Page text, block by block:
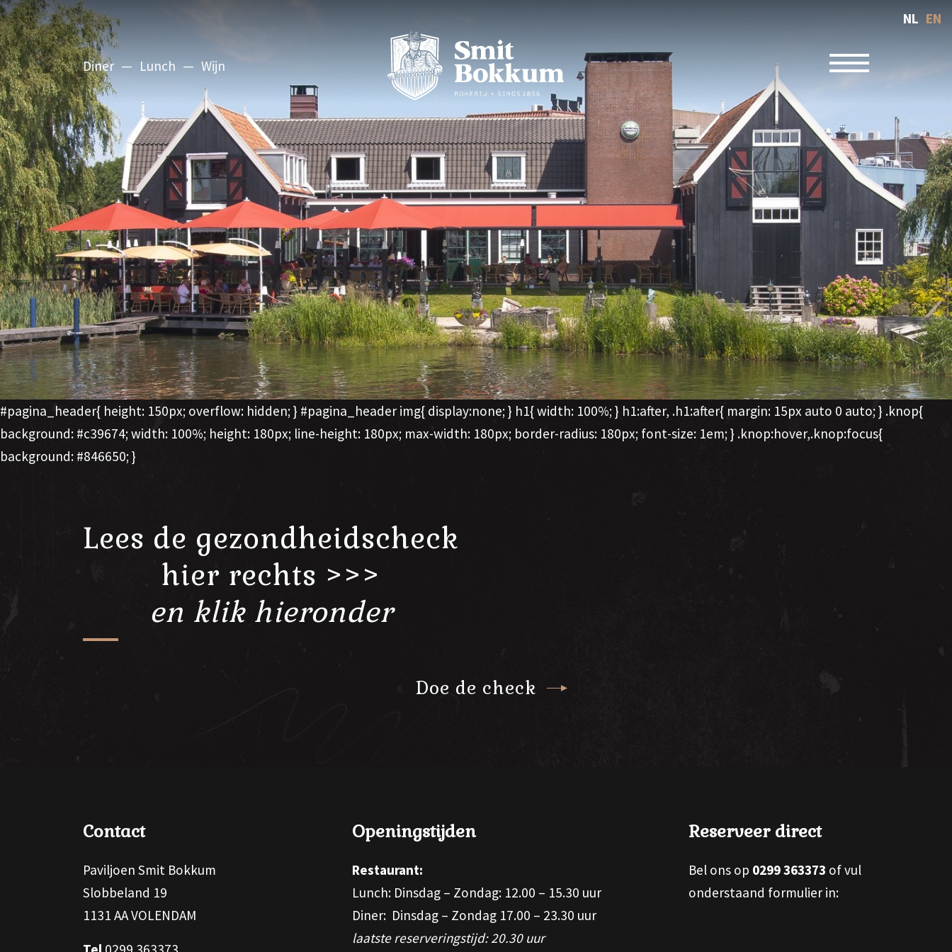
NL EN
Diner Lunch Wijn Toggle
#pagina_header{ height: 150px; overflow: hidden; } #pagina_header img{ display:none; } h1{ width: 100%; } h1:after, .h1:after{ margin: 15px auto 0 auto; } .knop{
background: #c39674; width: 100%; height: 180px; line-height: 180px; max-width: 180px; border-radius: 180px; font-size: 1em; } .knop:hover,.knop:focus{
background: #846650; }
Lees de gezondheidscheck
hier rechts >>>
en klik hieronder
Doe de check
Contact
Paviljoen Smit Bokkum
Slobbeland 19
1131 AA VOLENDAM
Openingstijden
Restaurant:
Lunch: Dinsdag – Zondag: 12.00 – 15.30 uur
Diner: Dinsdag – Zondag 17.00 – 23.30 uur
laatste reserveringstijd: 20.30 uur
Reserveer direct
Bel ons op 0299 363373 of vul
onderstaand formulier in: